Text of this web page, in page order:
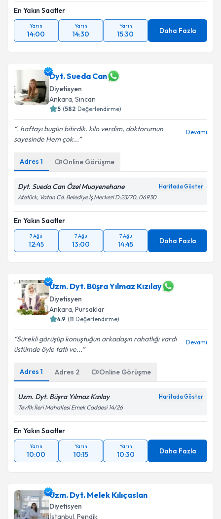
En Yakın Saatler
Yarın
14:00
Yarın
14:30
Yarın
15:30 Daha Fazla
Dyt. Sueda Can
Diyetisyen
Ankara, Sincan
5 (582 Değerlendirme)
. haftayı bugün bitirdik. kilo verdim, doktorumun
sayesinde Hem çok...
Devamı
Adres 1 Online Görüşme
Dyt. Sueda Can Özel Muayenehane Haritada Göster
Atatürk, Vatan Cd. Belediye İş Merkezi D:23/70, 06930
En Yakın Saatler
7 Ağu
12:45
7 Ağu
13:00
7 Ağu
14:45 Daha Fazla
Uzm. Dyt. Büşra Yılmaz Kızılay
Diyetisyen
Ankara, Pursaklar
4.9 (11 Değerlendirme)
Sürekli görüşüp konuştuğun arkadaşın rahatlığı vardı
üstümde öyle tatlı ve...
Devamı
Adres 1 Adres 2 Online Görüşme
Uzm. Dyt. Büşra Yılmaz Kızılay Haritada Göster
Tevfik İleri Mahallesi Emek Caddesi 14/26
En Yakın Saatler
Yarın
10:00
Yarın
10:15
Yarın
10:30 Daha Fazla
Uzm. Dyt. Melek Kılıçaslan
Diyetisyen
İstanbul, Pendik